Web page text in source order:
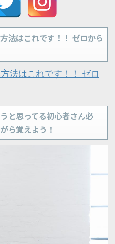
法はこれです！！ ゼロから
法はこれです！！ ゼロ
と思ってる初心者さん必
ら覚えよう！